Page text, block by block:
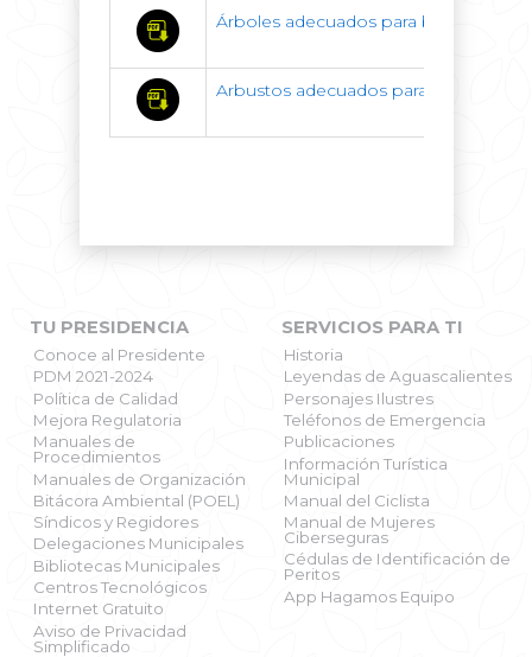
Árboles adecuados para banquetas
Arbustos adecuados para banquetas
TU PRESIDENCIA
Conoce al Presidente
PDM 2021-2024
Política de Calidad
Mejora Regulatoria
Manuales de
Procedimientos
Manuales de Organización
Bitácora Ambiental (POEL)
Síndicos y Regidores
Delegaciones Municipales
Bibliotecas Municipales
Centros Tecnológicos
Internet Gratuito
Aviso de Privacidad
Simplificado
SERVICIOS PARA TI
Historia
Leyendas de Aguascalientes
Personajes Ilustres
Teléfonos de Emergencia
Publicaciones
Información Turística
Municipal
Manual del Ciclista
Manual de Mujeres
Ciberseguras
Cédulas de Identificación de
Peritos
App Hagamos Equipo